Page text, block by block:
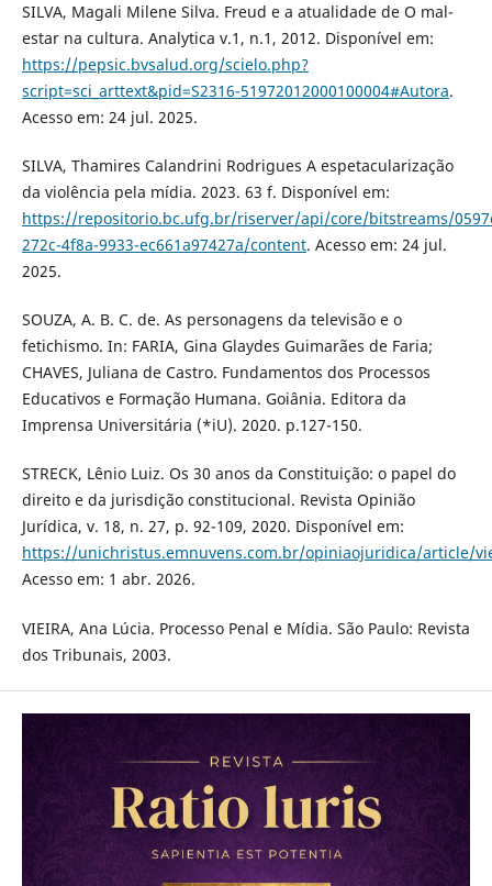
SILVA, Magali Milene Silva. Freud e a atualidade de O mal-
estar na cultura. Analytica v.1, n.1, 2012. Disponível em:
https://pepsic.bvsalud.org/scielo.php?
script=sci_arttext&pid=S2316-51972012000100004#Autora.
Acesso em: 24 jul. 2025.
SILVA, Thamires Calandrini Rodrigues A espetacularização
da violência pela mídia. 2023. 63 f. Disponível em:
https://repositorio.bc.ufg.br/riserver/api/core/bitstreams/
272c-4f8a-9933-ec661a97427a/content. Acesso em: 24 jul.
2025.
SOUZA, A. B. C. de. As personagens da televisão e o
fetichismo. In: FARIA, Gina Glaydes Guimarães de Faria;
CHAVES, Juliana de Castro. Fundamentos dos Processos
Educativos e Formação Humana. Goiânia. Editora da
Imprensa Universitária (*iU). 2020. p.127-150.
STRECK, Lênio Luiz. Os 30 anos da Constituição: o papel do
direito e da jurisdição constitucional. Revista Opinião
Jurídica, v. 18, n. 27, p. 92-109, 2020. Disponível em:
https://unichristus.emnuvens.com.br/opiniaojuridica/article/
Acesso em: 1 abr. 2026.
VIEIRA, Ana Lúcia. Processo Penal e Mídia. São Paulo: Revista
dos Tribunais, 2003.